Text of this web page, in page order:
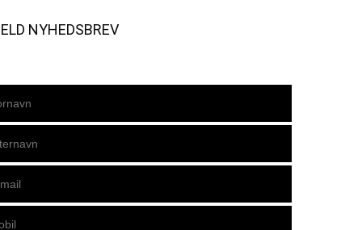
NYHEDSBREV